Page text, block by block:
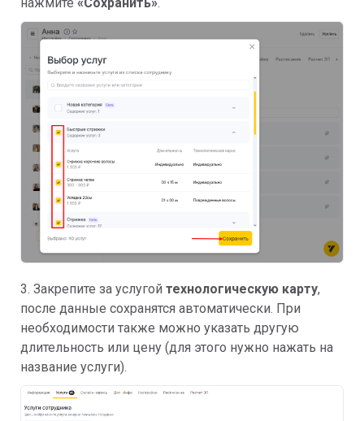
3. Закрепите за услугой технологическую карту,
после данные сохранятся автоматически. При
необходимости также можно указать другую
длительность или цену (для этого нужно нажать на
название услуги).